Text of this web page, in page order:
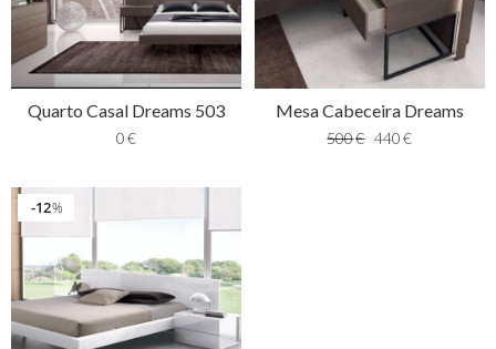
Quarto Casal Dreams 503
0€
Mesa Cabeceira Dreams
500€ 440 €
%
12